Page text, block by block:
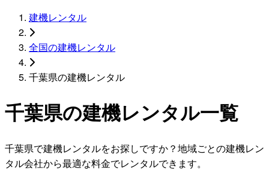
建機レンタル
全国の建機レンタル
千葉県の建機レンタル
千葉県の建機レンタル一覧
千葉県で建機レンタルをお探しですか？地域ごとの建機レン
タル会社から最適な料金でレンタルできます。